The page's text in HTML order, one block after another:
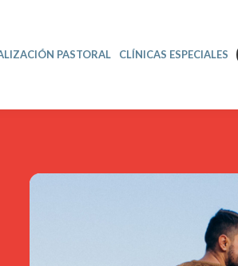
PASTORAL CLÍNICAS ESPECIALES